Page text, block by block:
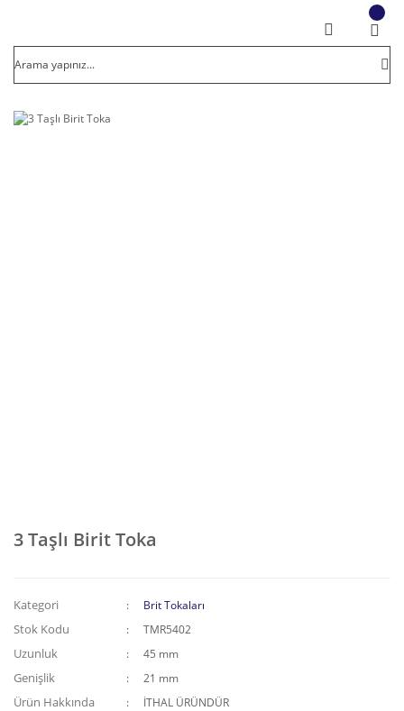
3 Taşlı Birit Toka
Kategori Brit Tokaları
Stok Kodu TMR5402
Uzunluk 45 mm
Genişlik 21 mm
Ürün Hakkında İTHAL ÜRÜNDÜR